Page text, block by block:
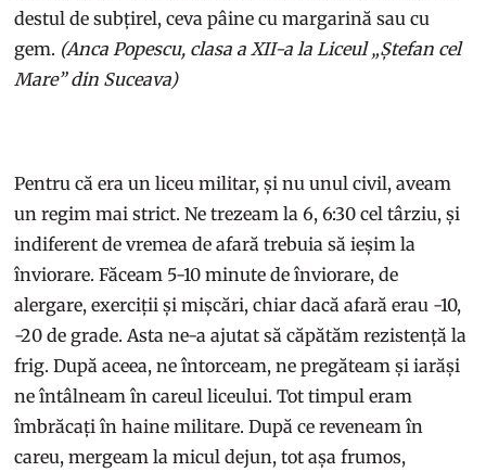
destul de subțirel, ceva pâine cu margarină sau cu
gem. (Anca Popescu, clasa a XII-a la Liceul „Ștefan cel
Mare” din Suceava)
Pentru că era un liceu militar, și nu unul civil, aveam
un regim mai strict. Ne trezeam la 6, 6:30 cel târziu, și
indiferent de vremea de afară trebuia să ieșim la
înviorare. Făceam 5-10 minute de înviorare, de
alergare, exerciții și mișcări, chiar dacă afară erau -10,
-20 de grade. Asta ne-a ajutat să căpătăm rezistență la
frig. După aceea, ne întorceam, ne pregăteam și iarăși
ne întâlneam în careul liceului. Tot timpul eram
îmbrăcați în haine militare. După ce reveneam în
careu, mergeam la micul dejun, tot așa frumos,